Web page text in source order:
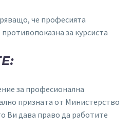
че професията
за курсиста
за професионална
призната от Министерство
Ви дава право да работите